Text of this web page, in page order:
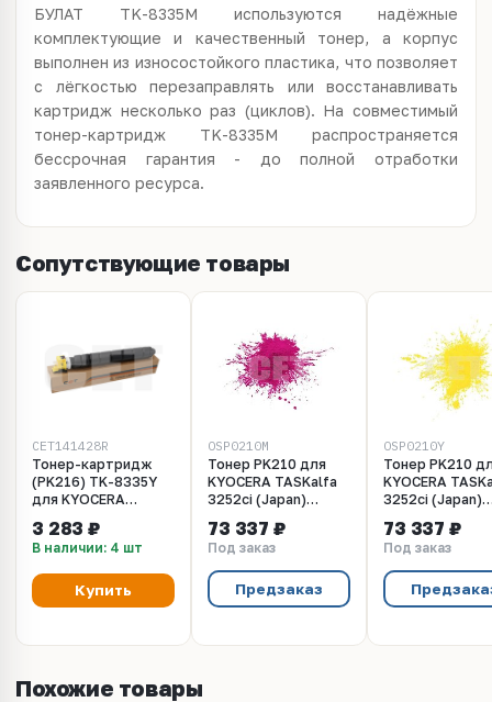
БУЛАТ TK-8335M используются надёжные
комплектующие и качественный тонер, а корпус
выполнен из износостойкого пластика, что позволяет
с лёгкостью перезаправлять или восстанавливать
картридж несколько раз (циклов). На совместимый
тонер-картридж TK-8335M распространяется
бессрочная гарантия - до полной отработки
заявленного ресурса.
Сопутствующие товары
CET141428R
Тонер-картридж
(PK216) TK-8335Y
для KYOCERA
3252ci/3253ci (CET)
Yellow, 240г, 15000
стр., CET141428R
3 283 ₽
В наличии: 4 шт
Купить
OSP0210M
Тонер PK210 для
KYOCERA TASKalfa
3252ci (Japan)
мешок, (унив.),
OSP0210M
73 337 ₽
Под заказ
Предзаказ
OSP0210Y
Тонер PK210
KYOCERA
3252ci (Japan)
(унив.),
73 337 ₽
Под заказ
Похожие товары